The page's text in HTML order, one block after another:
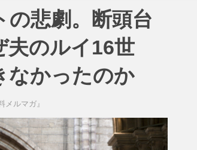
の悲劇。断頭台
夫のルイ16世
なかったのか
メルマガ』